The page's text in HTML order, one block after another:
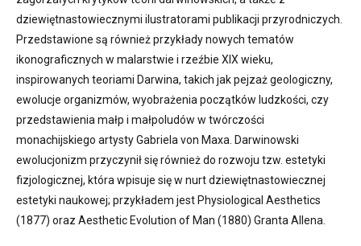
dziewiętnastowiecznymi ilustratorami publikacji przyrodniczych.
Przedstawione są również przykłady nowych tematów
ikonograficznych w malarstwie i rzeźbie XIX wieku,
inspirowanych teoriami Darwina, takich jak pejzaż geologiczny,
ewolucje organizmów, wyobrażenia początków ludzkości, czy
przedstawienia małp i małpoludów w twórczości
monachijskiego artysty Gabriela von Maxa. Darwinowski
ewolucjonizm przyczynił się również do rozwoju tzw. estetyki
fizjologicznej, która wpisuje się w nurt dziewiętnastowiecznej
estetyki naukowej; przykładem jest Physiological Aesthetics
(1877) oraz Aesthetic Evolution of Man (1880) Granta Allena.